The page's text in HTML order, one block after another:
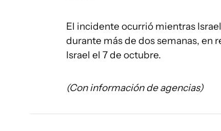
El incidente ocurrió mientras
durante más de dos semanas, en
Israel el 7 de octubre.
(Con información de agencias)